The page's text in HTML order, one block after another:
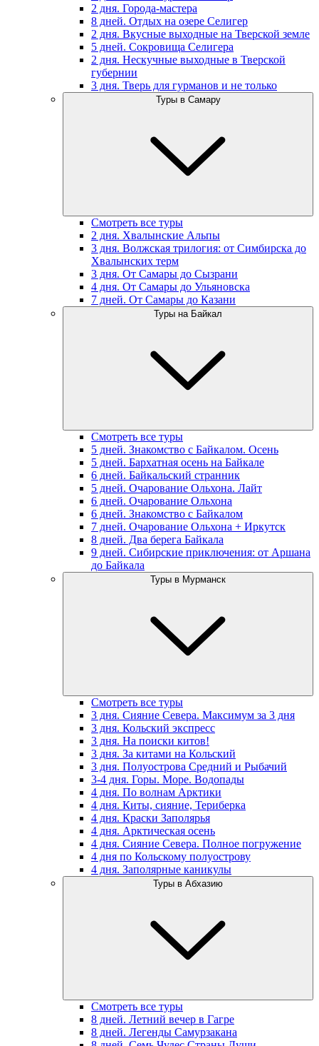
2 дня. Города-мастера
8 дней. Отдых на озере Селигер
2 дня. Вкусные выходные на Тверской земле
5 дней. Сокровища Селигера
2 дня. Нескучные выходные в Тверской
губернии
3 дня. Тверь для гурманов и не только
Туры в Самару
Смотреть все туры
2 дня. Хвалынские Альпы
3 дня. Волжская трилогия: от Симбирска до
Хвалынских терм
3 дня. От Самары до Сызрани
4 дня. От Самары до Ульяновска
7 дней. От Самары до Казани
Туры на Байкал
Смотреть все туры
5 дней. Знакомство с Байкалом. Осень
5 дней. Бархатная осень на Байкале
6 дней. Байкальский странник
5 дней. Очарование Ольхона. Лайт
6 дней. Очарование Ольхона
6 дней. Знакомство с Байкалом
7 дней. Очарование Ольхона + Иркутск
8 дней. Два берега Байкала
9 дней. Сибирские приключения: от Аршана
до Байкала
Туры в Мурманск
Смотреть все туры
3 дня. Сияние Севера. Максимум за 3 дня
3 дня. Кольский экспресс
3 дня. На поиски китов!
3 дня. За китами на Кольский
3 дня. Полуострова Средний и Рыбачий
3-4 дня. Горы. Море. Водопады
4 дня. По волнам Арктики
4 дня. Киты, сияние, Териберка
4 дня. Краски Заполярья
4 дня. Арктическая осень
4 дня. Сияние Севера. Полное погружение
4 дня по Кольскому полуострову
4 дня. Заполярные каникулы
Туры в Абхазию
Смотреть все туры
8 дней. Летний вечер в Гагре
8 дней. Легенды Самурзакана